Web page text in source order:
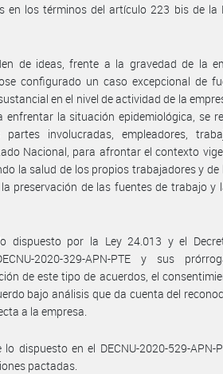
en los términos del artículo 223 bis de la
de ideas, frente a la gravedad de la
configurado un caso excepcional de
en el nivel de actividad de la
enfrentar la situación epidemiológica, se
involucradas, empleadores,
Nacional, para afrontar el contexto
la salud de los propios trabajadores y de
preservación de las fuentes de trabajo y
dispuesto por la Ley 24.013 y el
2020-329-APN-PTE y sus
de este tipo de acuerdos, el
bajo análisis que da cuenta del
a la empresa.
dispuesto en el DECNU-2020-529-APN-
pactadas.